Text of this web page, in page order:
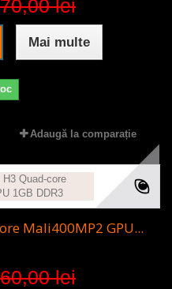
lei
Mai multe
Adaugă la comparație
Mali400MP2 GPU...
lei